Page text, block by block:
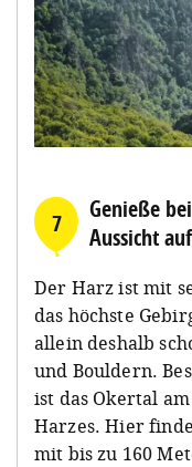
7
Genieße
Aussicht
Der Harz ist mit
das höchste
allein deshalb
und Bouldern.
ist das Okertal
Harzes. Hier
mit bis zu 160